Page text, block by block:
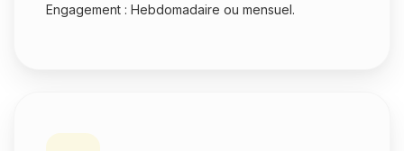
Engagement : Hebdomadaire ou mensuel.